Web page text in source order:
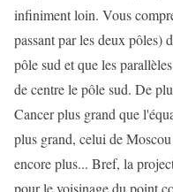
infiniment loin. Vous
passant par les deux pôles)
pôle sud et que les
de centre le pôle sud. De
Cancer plus grand que
plus grand, celui de
encore plus... Bref, la
pour le voisinage du point